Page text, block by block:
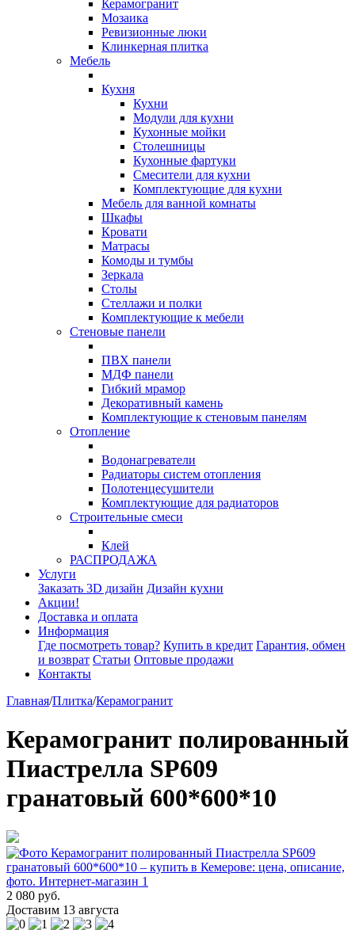
Керамогранит
Мозаика
Ревизионные люки
Клинкерная плитка
Мебель
Кухня
Кухни
Модули для кухни
Кухонные мойки
Столешницы
Кухонные фартуки
Смесители для кухни
Комплектующие для кухни
Мебель для ванной комнаты
Шкафы
Кровати
Матрасы
Комоды и тумбы
Зеркала
Столы
Стеллажи и полки
Комплектующие к мебели
Стеновые панели
ПВХ панели
МДФ панели
Гибкий мрамор
Декоративный камень
Комплектующие к стеновым панелям
Отопление
Водонагреватели
Радиаторы систем отопления
Полотенцесушители
Комплектующие для радиаторов
Строительные смеси
Клей
РАСПРОДАЖА
Услуги
Заказать 3D дизайн Дизайн кухни
Акции!
Доставка и оплата
Информация
Где посмотреть товар? Купить в кредит Гарантия, обмен
и возврат Статьи Оптовые продажи
Контакты
Главная/Плитка/Керамогранит
Керамогранит полированный
Пиастрелла SP609
гранатовый 600*600*10
2 080 руб.
Доставим 13 августа